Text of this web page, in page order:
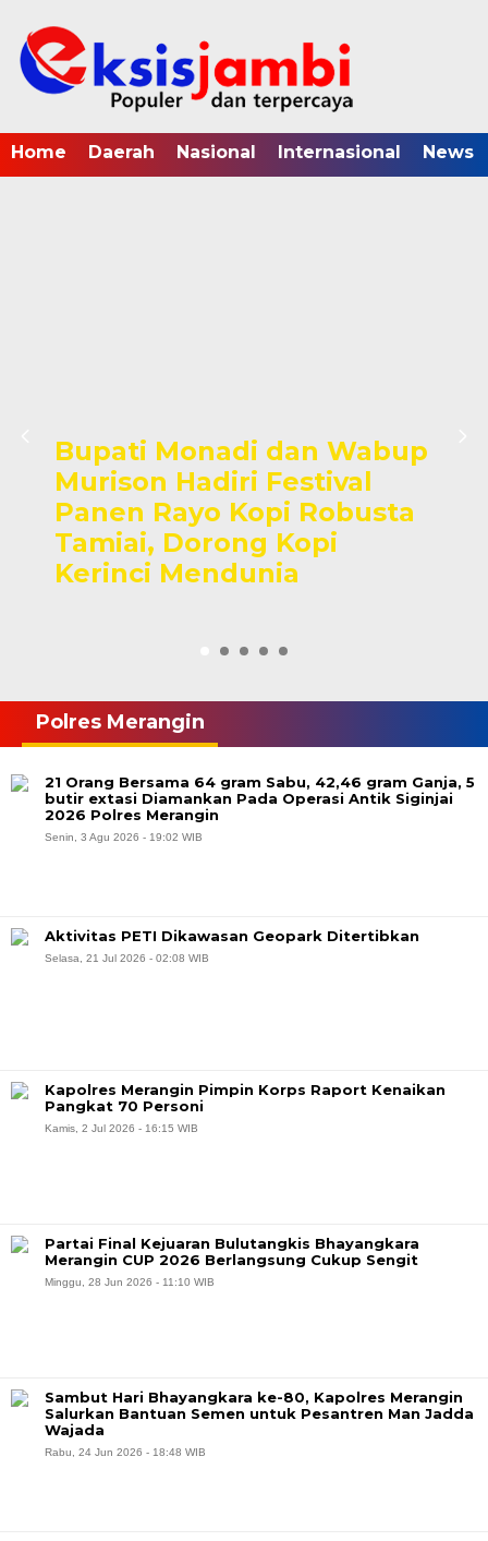
Home Daerah Nasional Internasional News
Bupati Monadi dan Wabup
Murison Hadiri Festival
Panen Rayo Kopi Robusta
Tamiai, Dorong Kopi
Kerinci Mendunia
Polres Merangin
21 Orang Bersama 64 gram Sabu, 42,46 gram Ganja, 5
butir extasi Diamankan Pada Operasi Antik Siginjai
2026 Polres Merangin
Senin, 3 Agu 2026 - 19:02 WIB
Aktivitas PETI Dikawasan Geopark Ditertibkan
Selasa, 21 Jul 2026 - 02:08 WIB
Kapolres Merangin Pimpin Korps Raport Kenaikan
Pangkat 70 Personi
Kamis, 2 Jul 2026 - 16:15 WIB
Partai Final Kejuaran Bulutangkis Bhayangkara
Merangin CUP 2026 Berlangsung Cukup Sengit
Minggu, 28 Jun 2026 - 11:10 WIB
Sambut Hari Bhayangkara ke-80, Kapolres Merangin
Salurkan Bantuan Semen untuk Pesantren Man Jadda
Wajada
Rabu, 24 Jun 2026 - 18:48 WIB